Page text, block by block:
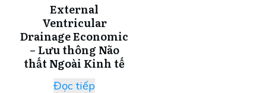
External
Ventricular
Drainage Economic
– Lưu thông Não
thất Ngoài Kinh tế
Đọc tiếp